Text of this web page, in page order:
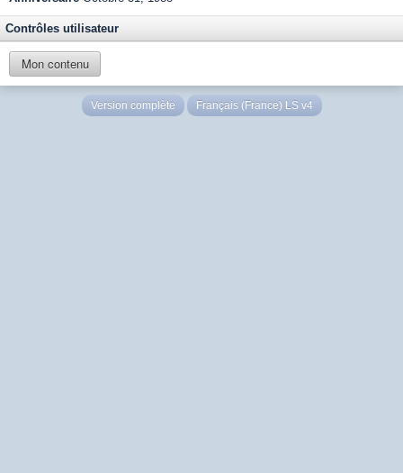
Contrôles utilisateur
Mon contenu
Version complète Français (France) LS v4